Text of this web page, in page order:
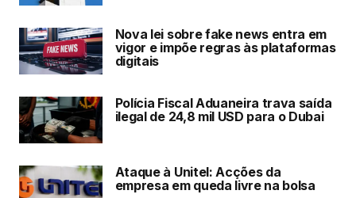
Nova lei sobre fake news entra em
vigor e impõe regras às plataformas
digitais
Polícia Fiscal Aduaneira trava saída
ilegal de 24,8 mil USD para o Dubai
Ataque à Unitel: Acções da
empresa em queda livre na bolsa